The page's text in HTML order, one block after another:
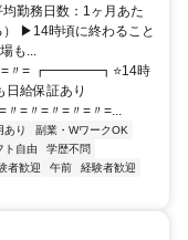
勤務日数：1ヶ月あた
▶14時頃に終わること
も...
〃=〃= ┏━━━━┓⭐14時
給保証あり
=〃=〃=〃=〃=...
あり
副業・WワークOK
ト自由
学歴不問
者歓迎 午前
経験者歓迎